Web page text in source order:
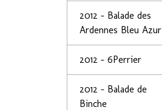
2012 - Balade des
Ardennes Bleu Azur
2012 - 6Perrier
2012 - Balade de
Binche